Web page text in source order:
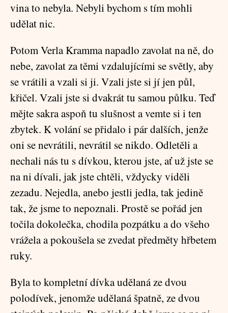
vina to nebyla. Nebyli bychom s tím mohli
udělat nic.
Potom Verla Kramma napadlo zavolat na ně, do
nebe, zavolat za těmi vzdalujícími se světly, aby
se vrátili a vzali si ji. Vzali jste si jí jen půl,
křičel. Vzali jste si dvakrát tu samou půlku. Teď
mějte sakra aspoň tu slušnost a vemte si i ten
zbytek. K volání se přidalo i pár dalších, jenže
oni se nevrátili, nevrátil se nikdo. Odletěli a
nechali nás tu s dívkou, kterou jste, ať už jste se
na ni dívali, jak jste chtěli, vždycky viděli
zezadu. Nejedla, anebo jestli jedla, tak jedině
tak, že jsme to nepoznali. Prostě se pořád jen
točila dokolečka, chodila pozpátku a do všeho
vrážela a pokoušela se zvedat předměty hřbetem
ruky.
Byla to kompletní dívka udělaná ze dvou
polodívek, jenomže udělaná špatně, ze dvou